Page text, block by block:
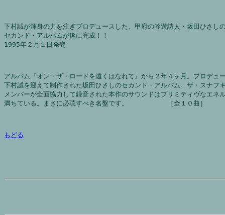
下村誠が渾身の力を注ぎプロデュースした、甲府の吟遊詩人・坂田ひさし
セカンド・アルバムが遂に完成！！
1995年２月１日発売
アルバム『オン・ザ・ロードを遠くはなれて』から２年４ヶ月。プロデュ
下村誠を迎えて制作された坂田ひさしのセカンド・アルバム。ザ・スナフ
メンバーが全面協力して録音された本作のサウンドはプリミティヴなエネ
満ちている。まさに必聴すべき名盤です。　　　　　　［全１０曲］
もどる